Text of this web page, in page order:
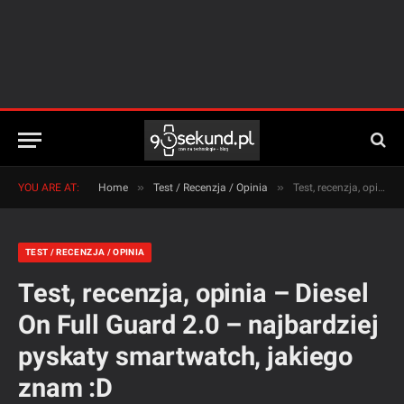
YOU ARE AT: Home » Test / Recenzja / Opinia » Test, recenzja, opinia – Diesel On Full Guard 2.0 – najbardziej pyskaty smartwatch, jakiego znam :D
TEST / RECENZJA / OPINIA
Test, recenzja, opinia – Diesel
On Full Guard 2.0 – najbardziej
pyskaty smartwatch, jakiego
znam :D